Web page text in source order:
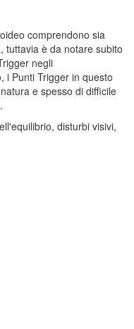
comprendono sia
tuttavia è da notare subito
negli
i Punti Trigger in questo
e spesso di difficile
disturbi visivi,